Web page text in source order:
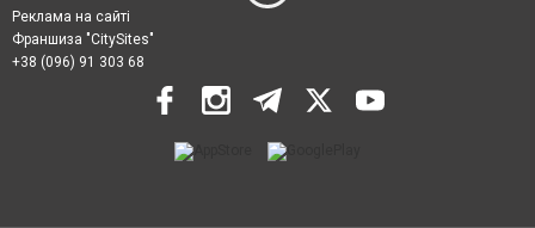
Реклама на сайті
Франшиза "CitySites"
+38 (096) 91 303 68